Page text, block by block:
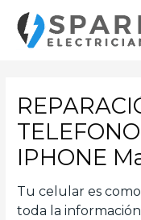
contenido
IPHONE
Tu celular es
toda la